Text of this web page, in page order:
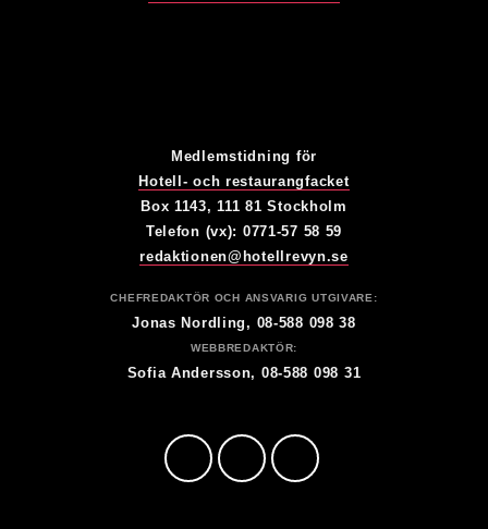
Medlemstidning för
Hotell- och restaurangfacket
Box 1143, 111 81 Stockholm
Telefon (vx): 0771-57 58 59
redaktionen@hotellrevyn.se
CHEFREDAKTÖR OCH ANSVARIG UTGIVARE:
Jonas Nordling, 08-588 098 38
WEBBREDAKTÖR:
Sofia Andersson, 08-588 098 31